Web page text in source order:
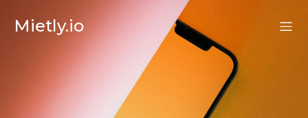
Mietly.io